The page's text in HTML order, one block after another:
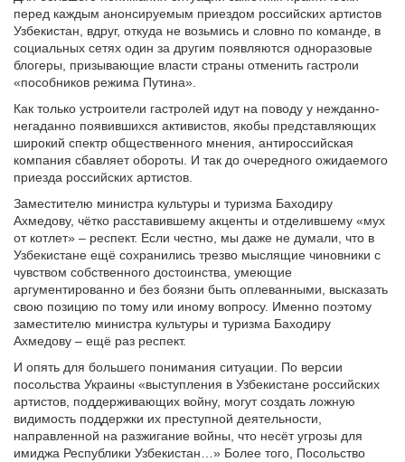
перед каждым анонсируемым приездом российских артистов
Узбекистан, вдруг, откуда не возьмись и словно по команде, в
социальных сетях один за другим появляются одноразовые
блогеры, призывающие власти страны отменить гастроли
«пособников режима Путина».
Как только устроители гастролей идут на поводу у нежданно-
негаданно появившихся активистов, якобы представляющих
широкий спектр общественного мнения, антироссийская
компания сбавляет обороты. И так до очередного ожидаемого
приезда российских артистов.
Заместителю министра культуры и туризма Баходиру
Ахмедову, чётко расставившему акценты и отделившему «мух
от котлет» – респект. Если честно, мы даже не думали, что в
Узбекистане ещё сохранились трезво мыслящие чиновники с
чувством собственного достоинства, умеющие
аргументированно и без боязни быть оплеванными, высказать
свою позицию по тому или иному вопросу. Именно поэтому
заместителю министра культуры и туризма Баходиру
Ахмедову – ещё раз респект.
И опять для большего понимания ситуации. По версии
посольства Украины «выступления в Узбекистане российских
артистов, поддерживающих войну, могут создать ложную
видимость поддержки их преступной деятельности,
направленной на разжигание войны, что несёт угрозы для
имиджа Республики Узбекистан…» Более того, Посольство